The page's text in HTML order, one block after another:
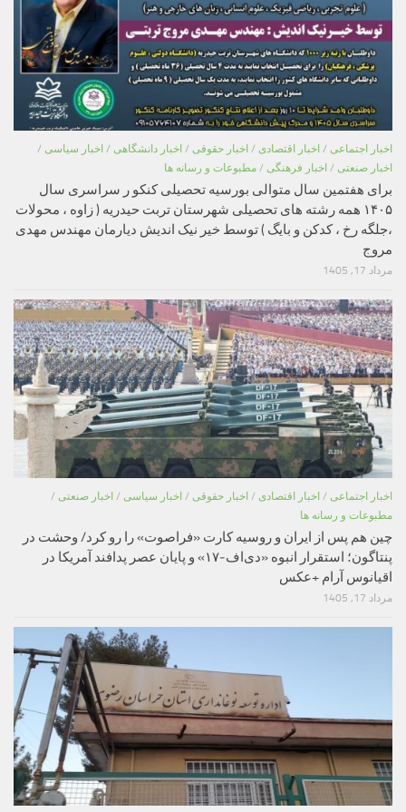
اخبار اجتماعی / اخبار اقتصادی / اخبار حقوقی / اخبار دانشگاهی / اخبار سیاسی /
اخبار صنعتی / اخبار فرهنگی / مطبوعات و رسانه ها
برای هفتمین سال متوالی بورسیه تحصیلی کنکو ر سراسری سال
۱۴۰۵ همه رشته های تحصیلی شهرستان تربت حیدریه ( زاوه ، محولات
،جلگه رخ ، کدکن و بایگ ) توسط خیر نیک اندیش دیارمان مهندس مهدی
مروج
مرداد 17, 1405
اخبار اجتماعی / اخبار اقتصادی / اخبار حقوقی / اخبار سیاسی / اخبار صنعتی /
مطبوعات و رسانه ها
چین هم پس از ایران و روسیه کارت «فراصوت» را رو کرد/ وحشت در
پنتاگون؛ استقرار انبوه «دی‌اف‑۱۷» و پایان عصر پدافند آمریکا در
اقیانوس آرام +عکس
مرداد 17, 1405